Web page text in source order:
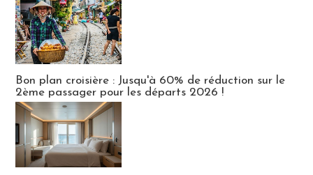
Bon plan croisière : Jusqu'à 60% de réduction sur le
2ème passager pour les départs 2026 !